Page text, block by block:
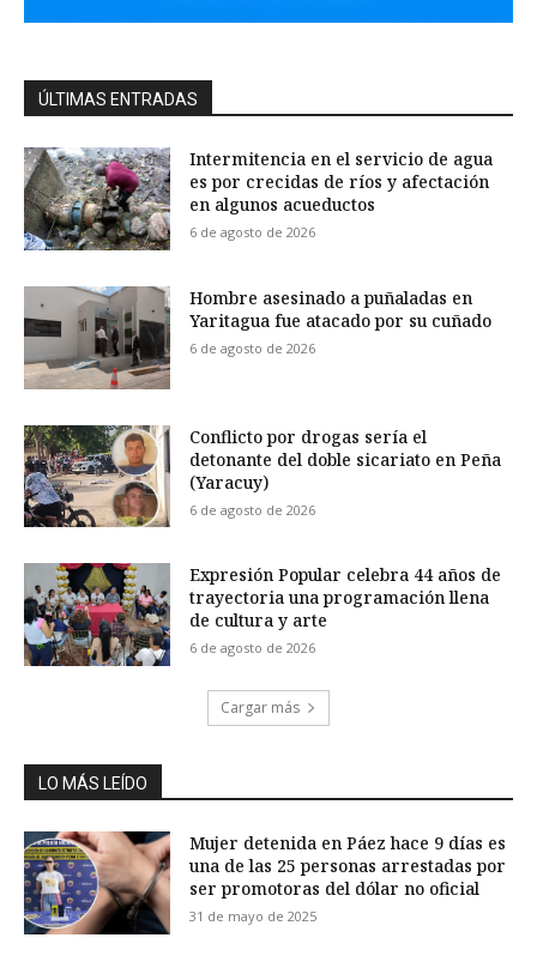
ÚLTIMAS ENTRADAS
Intermitencia en el servicio de agua
es por crecidas de ríos y afectación
en algunos acueductos
6 de agosto de 2026
Hombre asesinado a puñaladas en
Yaritagua fue atacado por su cuñado
6 de agosto de 2026
Conflicto por drogas sería el
detonante del doble sicariato en Peña
(Yaracuy)
6 de agosto de 2026
Expresión Popular celebra 44 años de
trayectoria una programación llena
de cultura y arte
6 de agosto de 2026
Cargar más
LO MÁS LEÍDO
Mujer detenida en Páez hace 9 días es
una de las 25 personas arrestadas por
ser promotoras del dólar no oficial
31 de mayo de 2025